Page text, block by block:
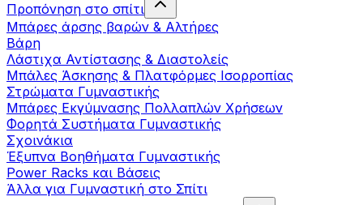
Προπόνηση στο σπίτι
Μπάρες άρσης βαρών & Αλτήρες
Βάρη
Λάστιχα Αντίστασης & Διαστολείς
Μπάλες Άσκησης & Πλατφόρμες Ισορροπίας
Στρώματα Γυμναστικής
Μπάρες Εκγύμνασης Πολλαπλών Χρήσεων
Φορητά Συστήματα Γυμναστικής
Σχοινάκια
Έξυπνα Βοηθήματα Γυμναστικής
Power Racks και Βάσεις
Άλλα για Γυμναστική στο Σπίτι